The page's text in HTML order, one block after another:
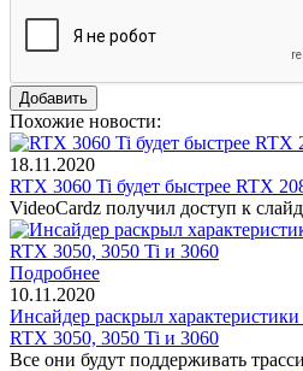
Похожие новости:
18.11.2020
RTX 3060 Ti будет быстрее RTX
VideoCardz получил доступ к
Подробнее
10.11.2020
Инсайдер раскрыл
RTX 3050, 3050 Ti и 3060
Все они будут поддерживать